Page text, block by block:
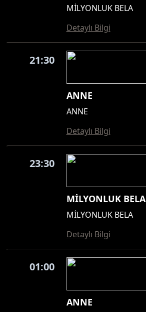
MİLYONLUK BELA
Detaylı Bilgi
21:30
ANNE
ANNE
Detaylı Bilgi
23:30
MİLYONLUK BELA
MİLYONLUK BELA
Detaylı Bilgi
01:00
ANNE